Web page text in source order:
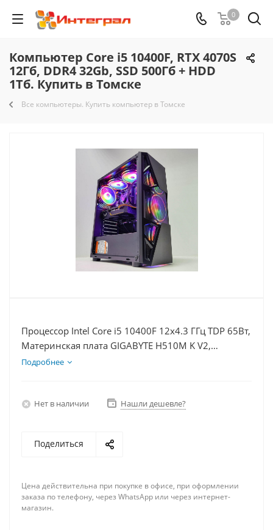
0
Компьютер Core i5 10400F, RTX 4070S
12Гб, DDR4 32Gb, SSD 500Гб + HDD
1Тб. Купить в Томске
Все компьютеры. Купить компьютер в Томске
Процессор Intel Core i5 10400F 12x4.3 ГГц TDP 65Вт,
Материнская плата GIGABYTE H510M K V2,
Видеокарта RTX 4070S 12Гб, Память DDR4 32Gb,
Подробнее
Нет в наличии Нашли дешевле?
Поделиться
Цена действительна при покупке в офисе, при оформлении
заказа по телефону, через WhatsApp или через интернет-
магазин.